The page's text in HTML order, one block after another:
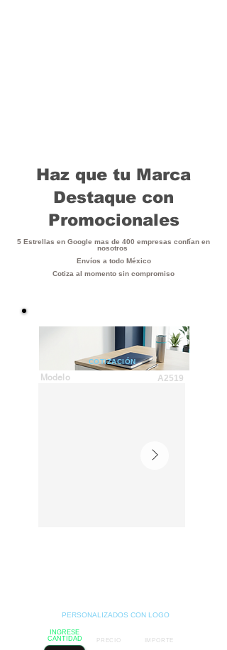
5 Estrellas en Google mas de 400 empresas confían en
nosotros
Envíos a todo México
Cotiza al momento sin compromiso
Haz que tu Marca
Destaque con
Promocionales
COTIZACIÓN
Modelo A2519
PERSONALIZADOS CON LOGO
INGRESE
CANTIDAD
IMPORTE
PRECIO